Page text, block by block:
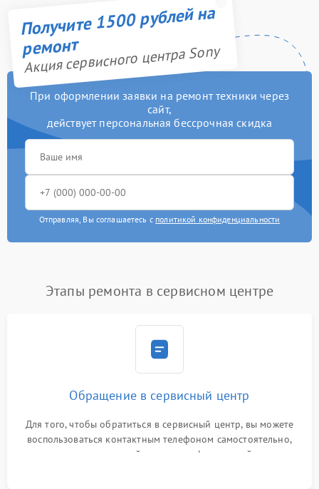
Получите 1500 рублей на
ремонт
Акция сервисного центра Sony
При оформлении заявки на ремонт техники через
сайт,
действует персональная бессрочная скидка
Отправляя, Вы соглашаетесь с политикой конфиденциальности
Этапы ремонта в сервисном центре
Обращение в сервисный центр
Для того, чтобы обратиться в сервисный центр, вы можете
воспользоваться контактным телефоном самостоятельно,
или оставить свой номер телефона на сайте